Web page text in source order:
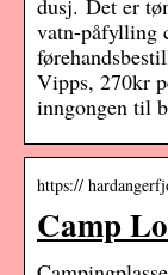
dusj. Det er
vatn-påfylling
Vipps, 270kr
inngongen til
https://
Camp